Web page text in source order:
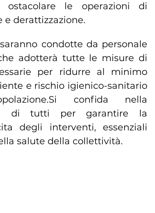
le operazioni di
e derattizzazione.
condotte da personale
adotterà tutte le misure di
per ridurre al minimo
e rischio igienico-sanitario
confida nella
di tutti per garantire la
degli interventi, essenziali
salute della collettività.